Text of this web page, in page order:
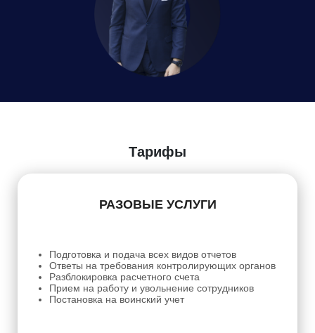
Тарифы
РАЗОВЫЕ УСЛУГИ
Подготовка и подача всех видов отчетов
Ответы на требования контролирующих органов
Разблокировка расчетного счета
Прием на работу и увольнение сотрудников
Постановка на воинский учет
Согласие на обработку персональных данных